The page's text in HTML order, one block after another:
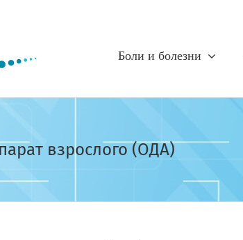
Боли и болезни
взрослого (ОДА)